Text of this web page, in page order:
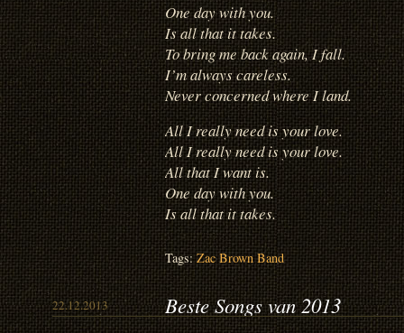
One day with you.
Is all that it takes.
To bring me back again, I fall.
I’m always careless.
Never concerned where I land.
All I really need is your love.
All I really need is your love.
All that I want is.
One day with you.
Is all that it takes.
Tags: Zac Brown Band
22.12.2013 Beste Songs van 2013